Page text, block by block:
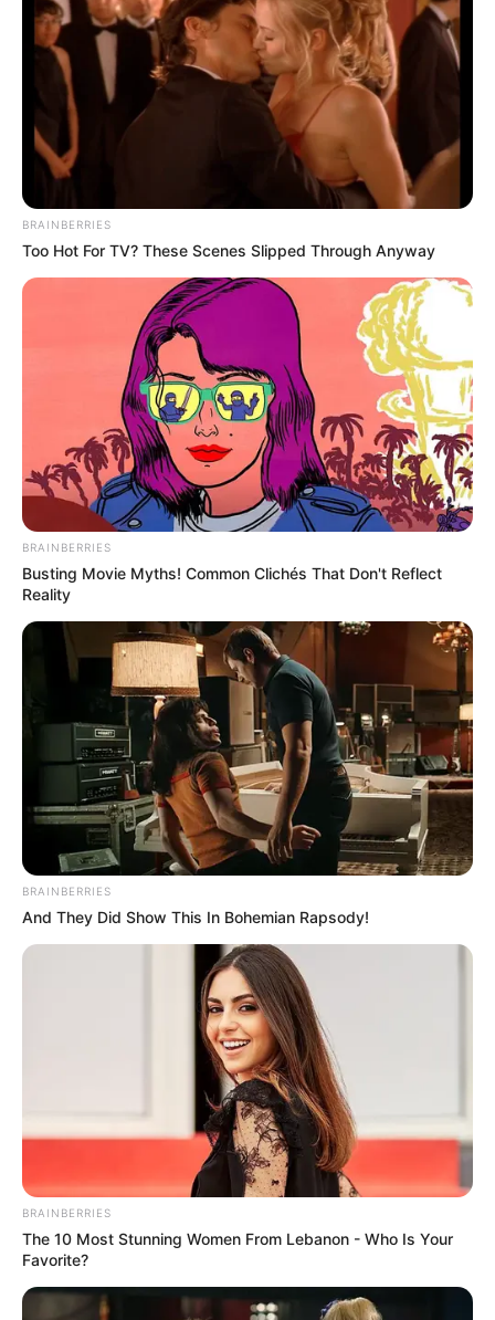
BRAINBERRIES
Too Hot For TV? These Scenes Slipped Through Anyway
BRAINBERRIES
Busting Movie Myths! Common Clichés That Don't Reflect
Reality
BRAINBERRIES
And They Did Show This In Bohemian Rapsody!
BRAINBERRIES
The 10 Most Stunning Women From Lebanon - Who Is Your
Favorite?